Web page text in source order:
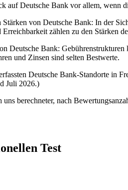
auf Deutsche Bank vor allem, wenn
von Deutsche Bank: In der
zählen zu den Stärken
Deutsche Bank:
und Zinsen sind selten Bestwerte.
Deutsche Bank-Standorte in
Juli 2026.)
berechneter, nach
Test